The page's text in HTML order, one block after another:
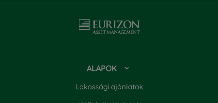
Megszűnési jelentésALAPOK
Lakossági ajánlatok